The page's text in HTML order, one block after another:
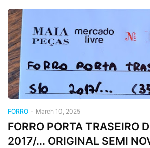
FORRO - March 10, 2025
FORRO PORTA TRASEIRO
2017/... ORIGINAL SEMI